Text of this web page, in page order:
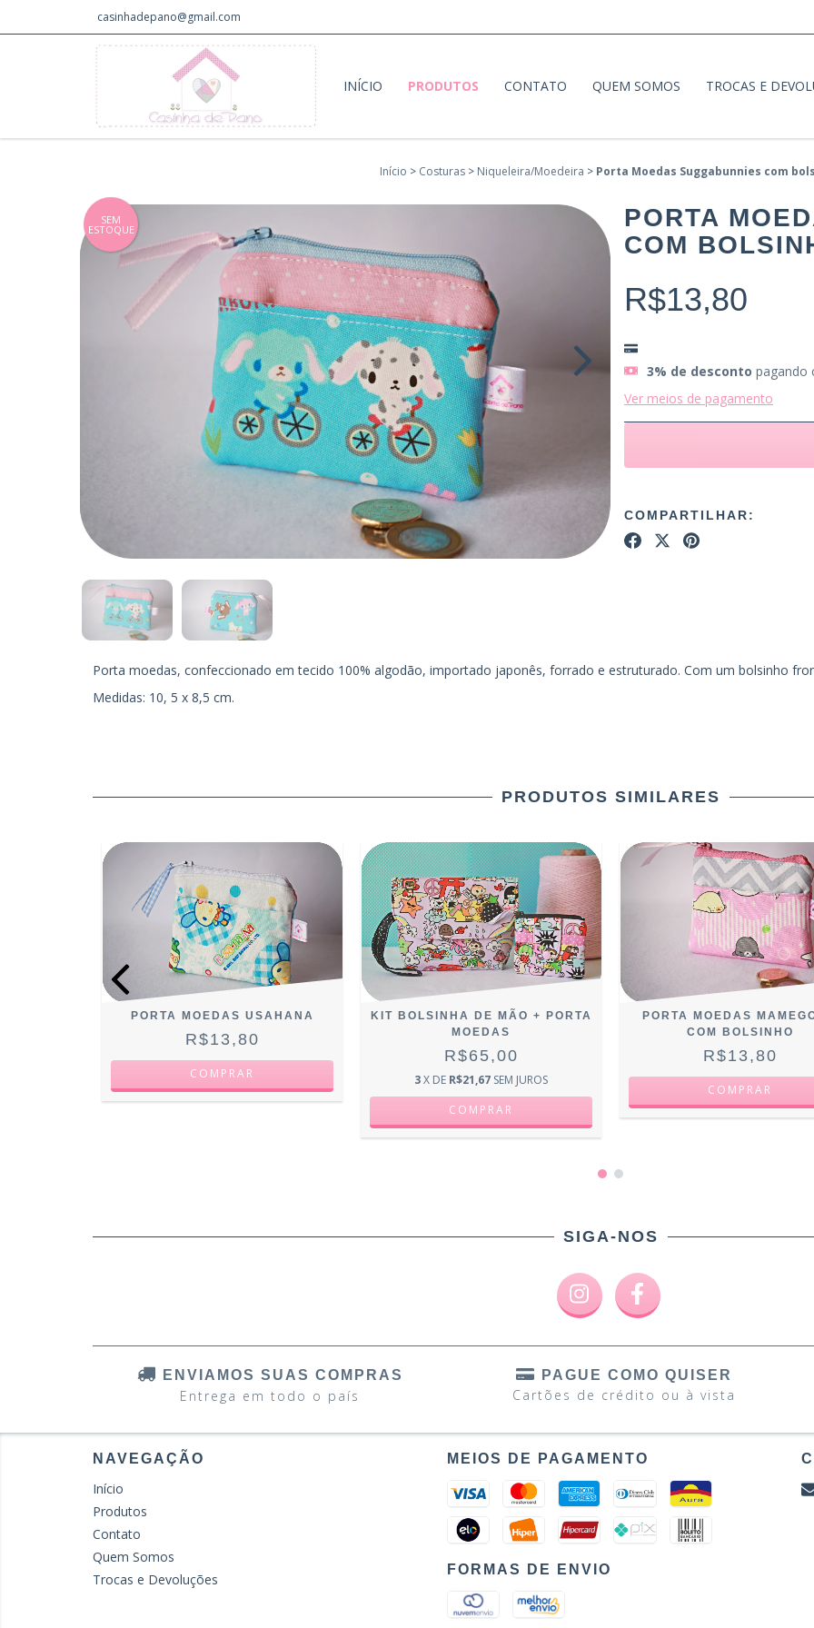
casinhadepano@gmail.com
INÍCIO PRODUTOS CONTATO QUEM SOMOS TROCAS E
Início > Costuras > Niqueleira/Moedeira > Porta Moedas Suggabunnies com
SEM
ESTOQUE
PORTA
COM
R$13,80
3% de desconto pagando
Ver meios de pagamento
COMPARTILHAR:
Porta moedas, confeccionado em tecido 100% algodão, importado japonês, forrado e estruturado. Com um bolsinho
Medidas: 10, 5 x 8,5 cm.
PRODUTOS SIMILARES
PORTA MOEDAS USAHANA
R$13,80
KIT BOLSINHA DE MÃO + PORTA
MOEDAS
R$65,00
3X DE R$21,67 SEM JUROS
PORTA MOEDAS
COM BOLSINHO
R$13,80
SIGA-NOS
ENVIAMOS SUAS COMPRAS
Entrega em todo o país
PAGUE COMO QUISER
Cartões de crédito ou à vista
NAVEGAÇÃO
Início
Produtos
Contato
Quem Somos
Trocas e Devoluções
MEIOS DE PAGAMENTO
FORMAS DE ENVIO